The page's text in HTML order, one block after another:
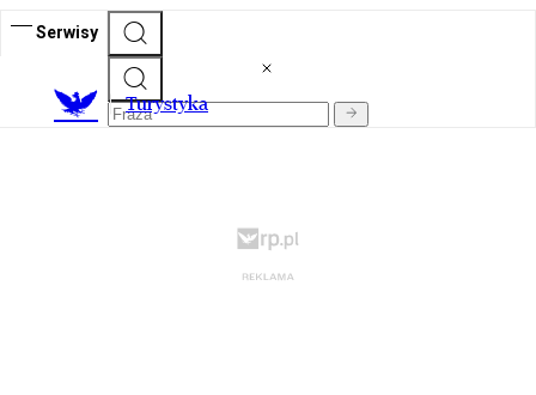
Serwisy
Turystyka